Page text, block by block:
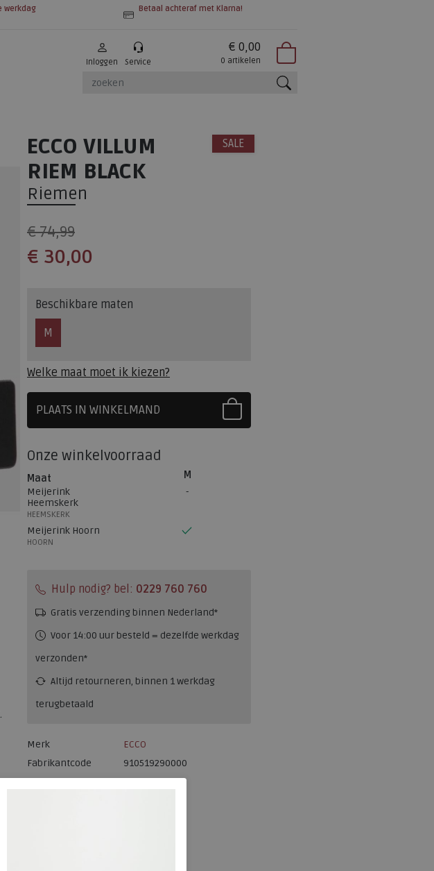
werkdag
Betaal achteraf met Klarna!
Inloggen Service
€ 0,00
0 artikelen
SALE
ECCO VILLUM
RIEM BLACK
Riemen
€ 74,99
€ 30,00
Beschikbare maten
M
Welke maat moet ik kiezen?
PLAATS IN WINKELMAND
Onze winkelvoorraad
Maat
M
Meijerink
Heemskerk
HEEMSKERK
Meijerink Hoorn
HOORN
Hulp nodig? bel: 0229 760 760
Gratis verzending binnen Nederland*
Voor 14:00 uur besteld = dezelfde werkdag
verzonden*
Altijd retourneren, binnen 1 werkdag
terugbetaald
Merk
ECCO
Fabrikantcode
910519290000
Bestelcode
840.01.110739